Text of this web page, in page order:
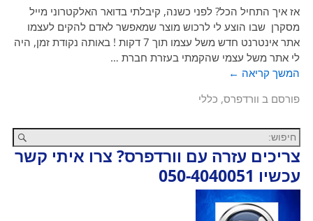
אז איך התחיל הכל? לפני כשנה, קיבלתי בדואר האלקטרוני מייל
מסקרן שבו הוצע לי לרכוש מוצר שמאפשר לאדם להקים לעצמו
אתר אינטרנט חדש משל עצמו תוך 7 דקות ! באותה נקודת זמן, היה
לי אתר משל עצמי שהקמתי בעזרת חברת …
המשך קריאה ←
פורסם ב וורדפרס, כללי
צריכים עזרה עם וורדפרס? צרו איתי קשר
עכשיו 050-4040051